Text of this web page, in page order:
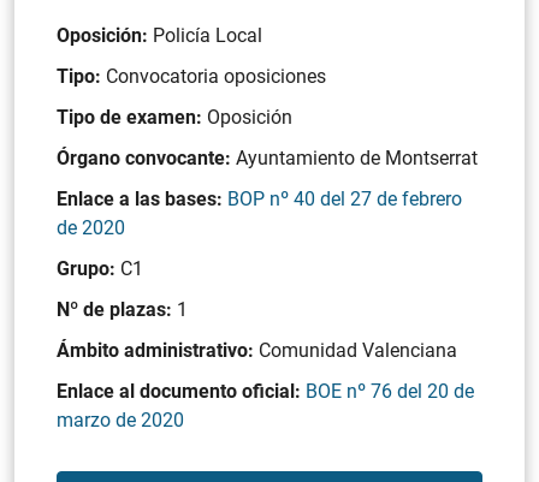
Oposición: Policía Local
Tipo: Convocatoria oposiciones
Tipo de examen: Oposición
Órgano convocante: Ayuntamiento de Montserrat
Enlace a las bases: BOP nº 40 del 27 de febrero
de 2020
Grupo: C1
Nº de plazas: 1
Ámbito administrativo: Comunidad Valenciana
Enlace al documento oficial: BOE nº 76 del 20 de
marzo de 2020